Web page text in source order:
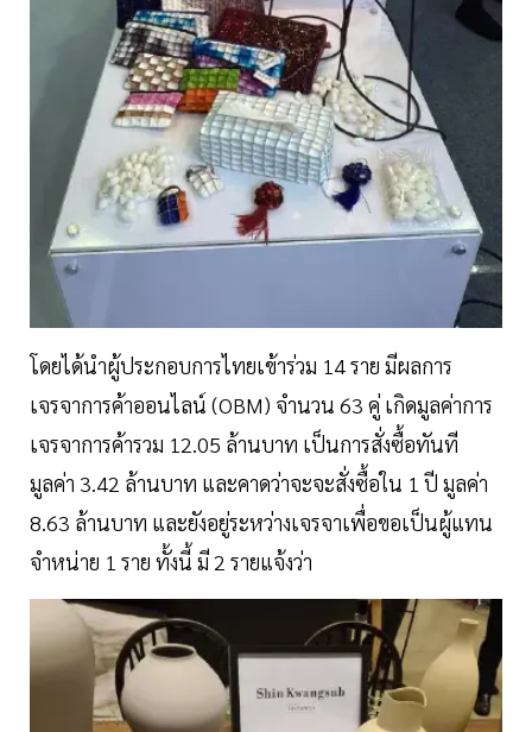
โดยได้นำผู้ประกอบการไทยเข้าร่วม 14 ราย มีผลการ
เจรจาการค้าออนไลน์ (OBM) จำนวน 63 คู่ เกิดมูลค่าการ
เจรจาการค้ารวม 12.05 ล้านบาท เป็นการสั่งซื้อทันที
มูลค่า 3.42 ล้านบาท และคาดว่าจะจะสั่งซื้อใน 1 ปี มูลค่า
8.63 ล้านบาท และยังอยู่ระหว่างเจรจาเพื่อขอเป็นผู้แทน
จำหน่าย 1 ราย ทั้งนี้ มี 2 รายแจ้งว่า